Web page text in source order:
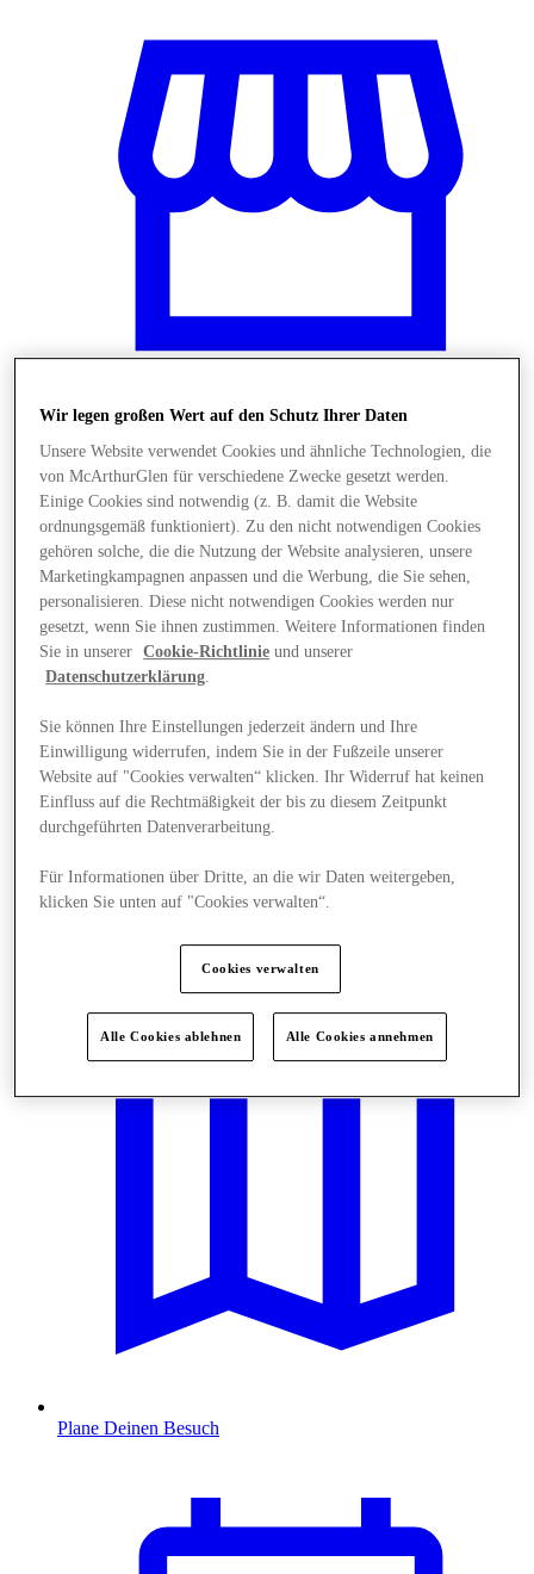
Stores
Plane Deinen Besuch
Wir legen großen Wert auf den Schutz Ihrer Daten
Unsere Website verwendet Cookies und ähnliche Technologien, die
von McArthurGlen für verschiedene Zwecke gesetzt werden.
Einige Cookies sind notwendig (z. B. damit die Website
ordnungsgemäß funktioniert). Zu den nicht notwendigen Cookies
gehören solche, die die Nutzung der Website analysieren, unsere
Marketingkampagnen anpassen und die Werbung, die Sie sehen,
personalisieren. Diese nicht notwendigen Cookies werden nur
gesetzt, wenn Sie ihnen zustimmen. Weitere Informationen finden
Sie in unserer
Cookie-Richtlinie und unserer
Datenschutzerklärung.
Sie können Ihre Einstellungen jederzeit ändern und Ihre
Einwilligung widerrufen, indem Sie in der Fußzeile unserer
Website auf "Cookies verwalten“ klicken. Ihr Widerruf hat keinen
Einfluss auf die Rechtmäßigkeit der bis zu diesem Zeitpunkt
durchgeführten Datenverarbeitung.
Für Informationen über Dritte, an die wir Daten weitergeben,
klicken Sie unten auf "Cookies verwalten“.
Cookies verwalten
Alle Cookies ablehnen Alle Cookies annehmen